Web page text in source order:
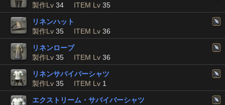
製作Lv 34 ITEM Lv 35
リネンハット
製作Lv 35 ITEM Lv 36
リネンローブ
製作Lv 35 ITEM Lv 36
リネンサバイバーシャツ
製作Lv 35 ITEM Lv 1
エクストリーム・サバイバーシャツ